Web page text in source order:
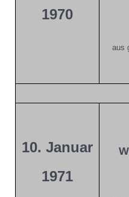
1970
aus
10. Januar
1971